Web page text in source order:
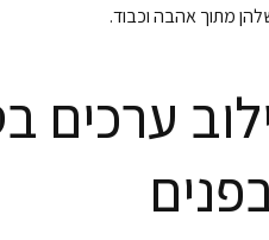
מתוך אהבה וכבוד.
ערכים